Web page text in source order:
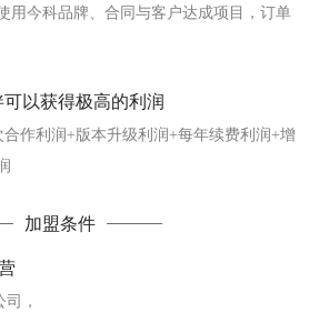
用今科品牌、合同与客户达成项目，订单
以获得极高的利润
合作利润+版本升级利润+每年续费利润+增
加盟条件
，